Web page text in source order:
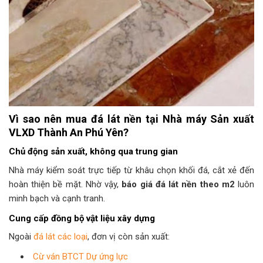
Vì sao nên mua đá lát nền tại Nhà máy Sản xuất
VLXD Thành An Phú Yên?
Chủ động sản xuất, không qua trung gian
Nhà máy kiểm soát trực tiếp từ khâu chọn khối đá, cắt xẻ đến
hoàn thiện bề mặt. Nhờ vậy, báo giá đá lát nền theo m2 luôn
minh bạch và cạnh tranh.
Cung cấp đồng bộ vật liệu xây dựng
Ngoài đá lát các loại, đơn vị còn sản xuất:
Cừ ván BTCT Dự ứng lực